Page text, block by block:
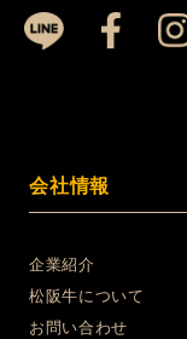
会社情報
企業紹介
松阪牛について
お問い合わせ